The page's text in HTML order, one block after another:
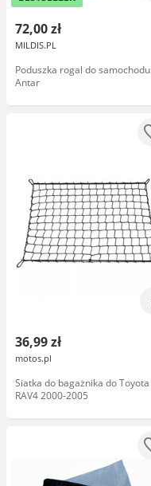
72,00 zł
MILDIS.PL
Poduszka rogal do
Antar
36,99 zł
motos.pl
Siatka do bagażnika do Toyota
RAV4 2000-2005